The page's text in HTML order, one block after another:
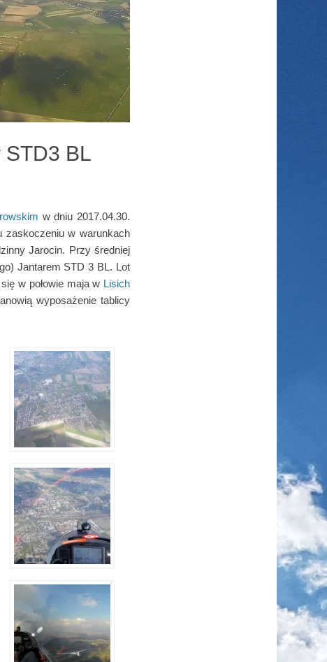
BL
w dniu 2017.04.30.
zaskoczeniu w warunkach
Jarocin. Przy średniej
Jantarem STD 3 BL. Lot
w połowie maja w Lisich
wyposażenie tablicy